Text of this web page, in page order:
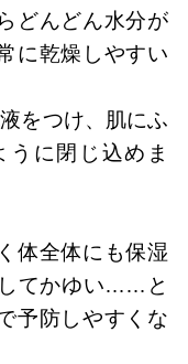
どんどん水分が
に乾燥しやすい
をつけ、肌にふ
に閉じ込めま
体全体にも保湿
てかゆい……と
予防しやすくな